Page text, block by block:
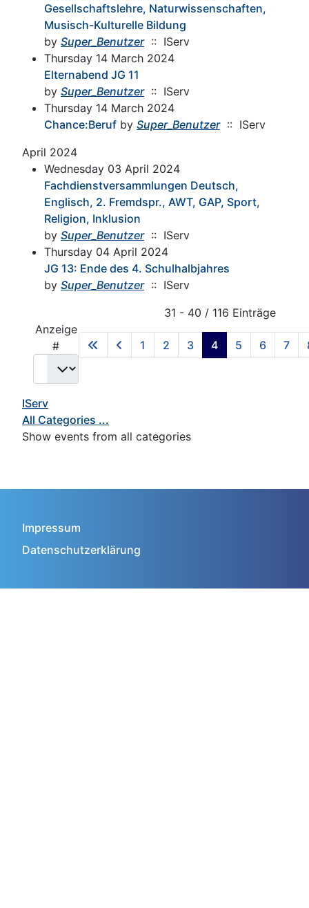
Gesellschaftslehre, Naturwissenschaften,
Musisch-Kulturelle Bildung
by Super_Benutzer:: IServ
Thursday 14 March 2024
Elternabend JG 11
by Super_Benutzer:: IServ
Thursday 14 March 2024
Chance:Beruf by Super_Benutzer:: IServ
April 2024
Wednesday 03 April 2024
Fachdienstversammlungen Deutsch,
Englisch, 2. Fremdspr., AWT, GAP, Sport,
Religion, Inklusion
by Super_Benutzer:: IServ
Thursday 04 April 2024
JG 13: Ende des 4. Schulhalbjahres
by Super_Benutzer:: IServ
31 - 40 / 116 Einträge
Anzeige
#
1 2 3 4 5 6 7
IServ
All Categories ...
Show events from all categories
Impressum
Datenschutzerklärung